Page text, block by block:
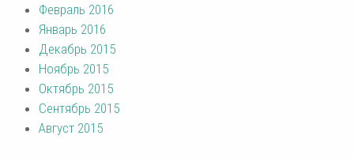
Февраль 2016
Январь 2016
Декабрь 2015
Ноябрь 2015
Октябрь 2015
Сентябрь 2015
Август 2015